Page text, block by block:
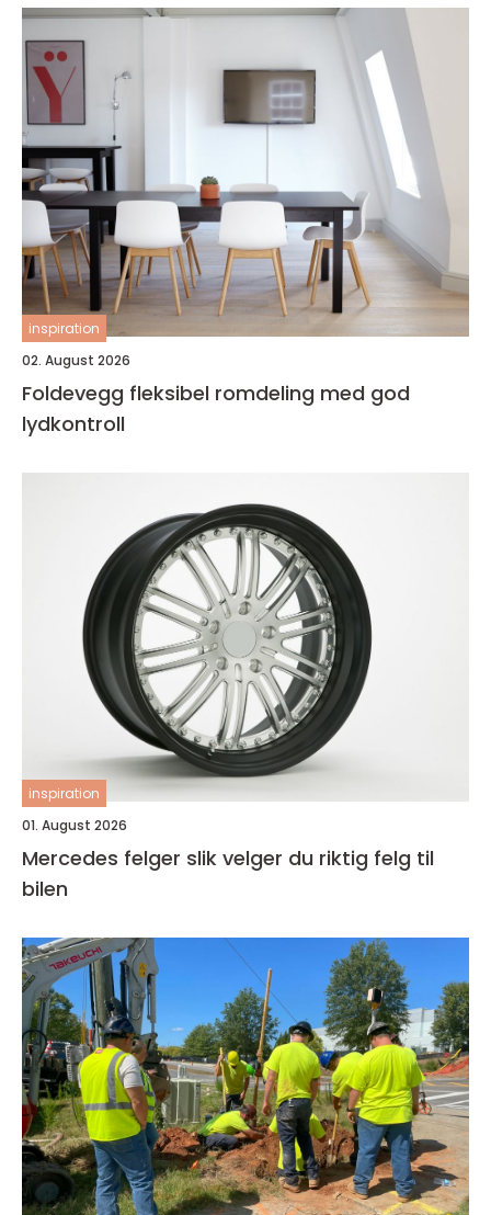
inspiration
02. August 2026
Foldevegg fleksibel romdeling med god
lydkontroll
inspiration
01. August 2026
Mercedes felger slik velger du riktig felg til
bilen